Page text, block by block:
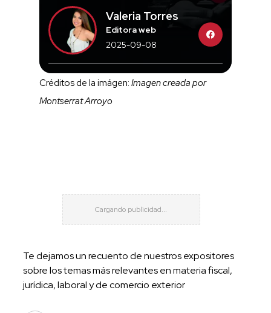
Valeria Torres
Editora web
2025-09-08
Créditos de la imágen: Imagen creada por
Montserrat Arroyo
Te dejamos un recuento de nuestros expositores
sobre los temas más relevantes en materia fiscal,
jurídica, laboral y de comercio exterior